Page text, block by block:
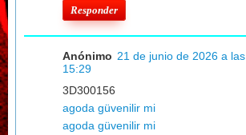
Responder
Anónimo 21 de junio de 2026 a las
15:29
3D300156
agoda güvenilir mi
agoda güvenilir mi